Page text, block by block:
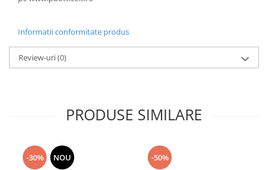
Informatii conformitate produs
Review-uri(0)
PRODUSE SIMILARE
-30% NOU -50%